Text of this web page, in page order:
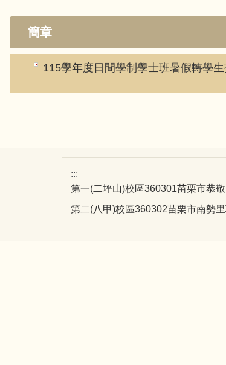
簡章
115學年度日間學制學士班暑假轉學
:::
第一(二坪山)校區360301苗栗市恭
第二(八甲)校區360302苗栗市南勢